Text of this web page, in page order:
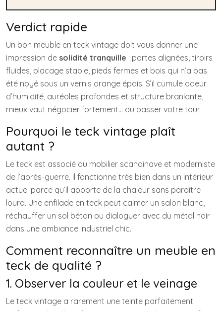
Verdict rapide
Un bon meuble en teck vintage doit vous donner une
impression de solidité tranquille : portes alignées, tiroirs
fluides, placage stable, pieds fermes et bois qui n’a pas
été noyé sous un vernis orange épais. S’il cumule odeur
d’humidité, auréoles profondes et structure branlante,
mieux vaut négocier fortement… ou passer votre tour.
Pourquoi le teck vintage plaît
autant ?
Le teck est associé au mobilier scandinave et moderniste
de l’après-guerre. Il fonctionne très bien dans un intérieur
actuel parce qu’il apporte de la chaleur sans paraître
lourd. Une enfilade en teck peut calmer un salon blanc,
réchauffer un sol béton ou dialoguer avec du métal noir
dans une ambiance industriel chic.
Comment reconnaître un meuble en
teck de qualité ?
1. Observer la couleur et le veinage
Le teck vintage a rarement une teinte parfaitement